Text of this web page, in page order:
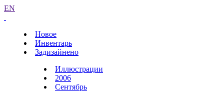
EN
Новое
Инвентарь
Задизайнено
Иллюстрации
2006
Сентябрь